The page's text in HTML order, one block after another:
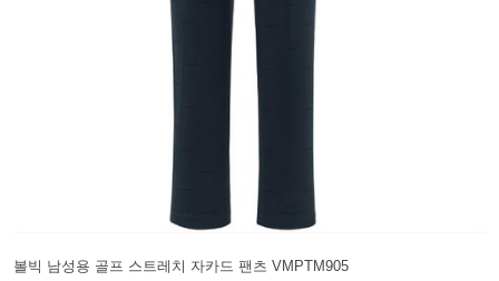
볼빅 남성용 골프 스트레치 자카드 팬츠 VMPTM905